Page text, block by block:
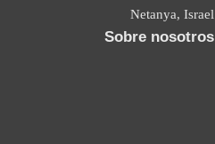
Netanya, Israel
Sobre nosotros